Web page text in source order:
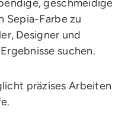
geschmeidige
Sepia-Farbe zu
Designer und
suchen.
präzises Arbeiten